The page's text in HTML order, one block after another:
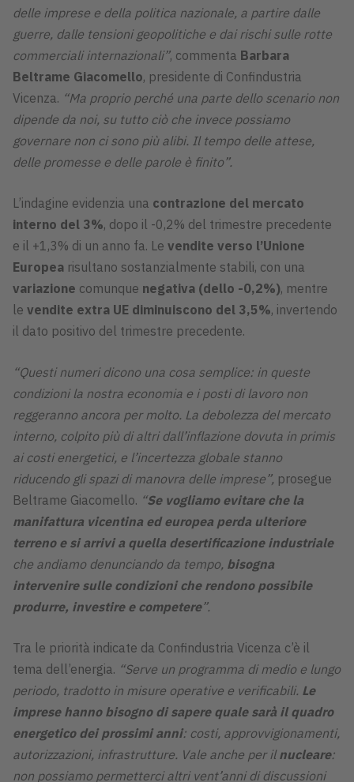
delle imprese e della politica nazionale, a partire dalle
guerre, dalle tensioni geopolitiche e dai rischi sulle rotte
commerciali internazionali”, commenta Barbara
Beltrame Giacomello, presidente di Confindustria
Vicenza. “Ma proprio perché una parte dello scenario non
dipende da noi, su tutto ciò che invece possiamo
governare non ci sono più alibi. Il tempo delle attese,
delle promesse e delle parole è finito”.
L’indagine evidenzia una contrazione del mercato
interno del 3%, dopo il -0,2% del trimestre precedente
e il +1,3% di un anno fa. Le vendite verso l’Unione
Europea risultano sostanzialmente stabili, con una
variazione comunque negativa (dello -0,2%), mentre
le vendite extra UE diminuiscono del 3,5%, invertendo
il dato positivo del trimestre precedente.
“Questi numeri dicono una cosa semplice: in queste
condizioni la nostra economia e i posti di lavoro non
reggeranno ancora per molto. La debolezza del mercato
interno, colpito più di altri dall’inflazione dovuta in primis
ai costi energetici, e l’incertezza globale stanno
riducendo gli spazi di manovra delle imprese”, prosegue
Beltrame Giacomello. “Se vogliamo evitare che la
manifattura vicentina ed europea perda ulteriore
terreno e si arrivi a quella desertificazione industriale
che andiamo denunciando da tempo, bisogna
intervenire sulle condizioni che rendono possibile
produrre, investire e competere”.
Tra le priorità indicate da Confindustria Vicenza c’è il
tema dell’energia. “Serve un programma di medio e lungo
periodo, tradotto in misure operative e verificabili. Le
imprese hanno bisogno di sapere quale sarà il quadro
energetico dei prossimi anni: costi, approvvigionamenti,
autorizzazioni, infrastrutture. Vale anche per il nucleare:
non possiamo permetterci altri vent’anni di discussioni